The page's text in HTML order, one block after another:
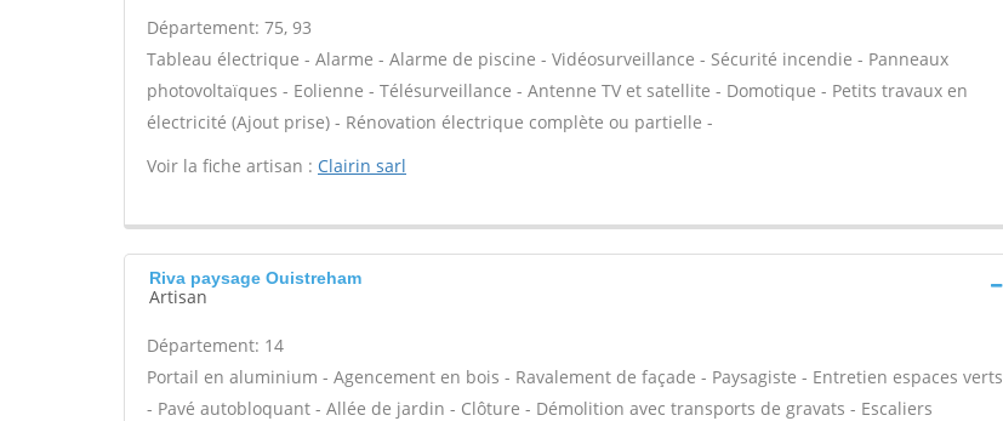
Département: 75, 93
Tableau électrique - Alarme - Alarme de piscine - Vidéosurveillance - Sécurité incendie - Panneaux
photovoltaïques - Eolienne - Télésurveillance - Antenne TV et satellite - Domotique - Petits travaux en
électricité (Ajout prise) - Rénovation électrique complète ou partielle -
Voir la fiche artisan : Clairin sarl
Riva paysage Ouistreham
Artisan
Département: 14
Portail en aluminium - Agencement en bois - Ravalement de façade - Paysagiste - Entretien espaces verts
- Pavé autobloquant - Allée de jardin - Clôture - Démolition avec transports de gravats - Escaliers